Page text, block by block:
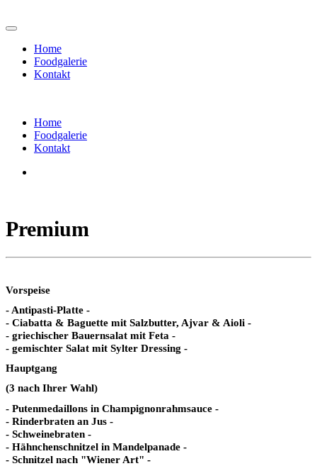
Home
Foodgalerie
Kontakt
Home
Foodgalerie
Kontakt
Premium
Vorspeise
- Antipasti-Platte -
- Ciabatta & Baguette mit Salzbutter, Ajvar & Aioli -
- griechischer Bauernsalat mit Feta -
- gemischter Salat mit Sylter Dressing -
Hauptgang
(3 nach Ihrer Wahl)
- Putenmedaillons in Champignonrahmsauce -
- Rinderbraten an Jus -
- Schweinebraten -
- Hähnchenschnitzel in Mandelpanade -
- Schnitzel nach "Wiener Art" -